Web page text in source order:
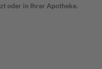
oder in Ihrer Apotheke.